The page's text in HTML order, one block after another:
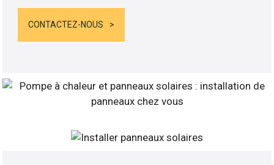
CONTACTEZ-NOUS